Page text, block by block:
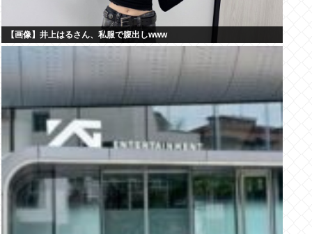
【画像】井上はるさん、私服で腹出しwww